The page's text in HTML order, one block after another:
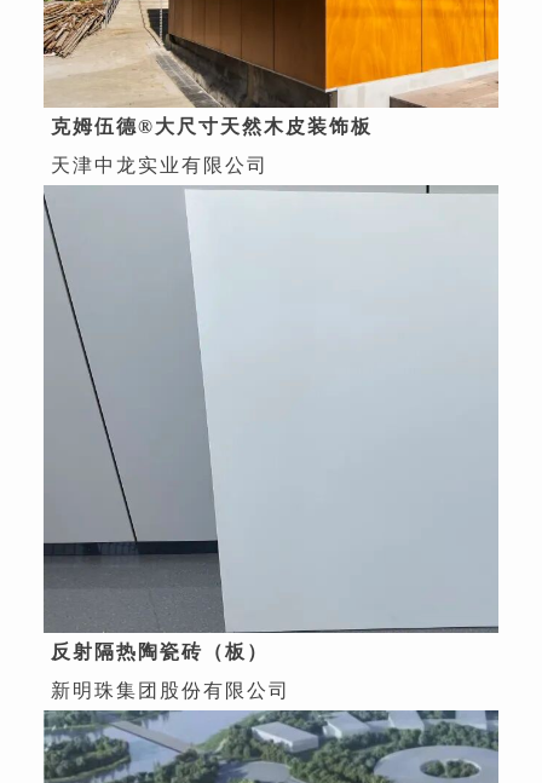
克姆伍德®大尺寸天然木皮装饰板
天津中龙实业有限公司
反射隔热陶瓷砖（板）
新明珠集团股份有限公司